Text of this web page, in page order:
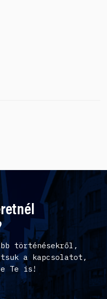
történésekről,
a kapcsolatot,
Te is!